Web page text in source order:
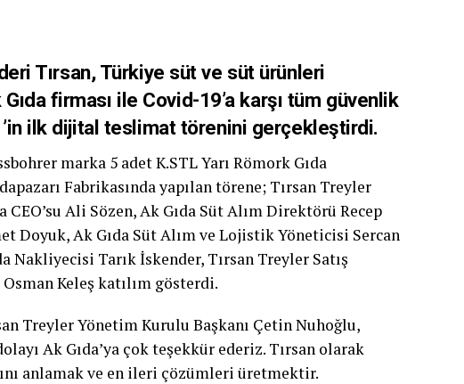
Tırsan, Türkiye süt ve süt ürünleri
firması ile Covid-19’a karşı tüm güvenlik
ilk dijital teslimat törenini gerçekleştirdi.
marka 5 adet K.STL Yarı Römork Gıda
Fabrikasında yapılan törene; Tırsan Treyler
Ali Sözen, Ak Gıda Süt Alım Direktörü Recep
Doyuk, Ak Gıda Süt Alım ve Lojistik Yöneticisi Sercan
Nakliyecisi Tarık İskender, Tırsan Treyler Satış
Keleş katılım gösterdi.
Treyler Yönetim Kurulu Başkanı Çetin Nuhoğlu,
Ak Gıda’ya çok teşekkür ederiz. Tırsan olarak
anlamak ve en ileri çözümleri üretmektir.